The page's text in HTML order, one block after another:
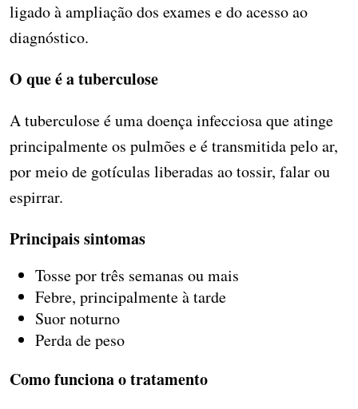
ligado à ampliação dos exames e do acesso ao
diagnóstico.
O que é a tuberculose
A tuberculose é uma doença infecciosa que atinge
principalmente os pulmões e é transmitida pelo ar,
por meio de gotículas liberadas ao tossir, falar ou
espirrar.
Principais sintomas
Tosse por três semanas ou mais
Febre, principalmente à tarde
Suor noturno
Perda de peso
Como funciona o tratamento